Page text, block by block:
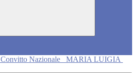
Convitto Nazionale
MARIA LUIGIA